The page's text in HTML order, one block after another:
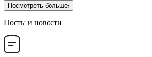
Посмотреть больше
Посты и новости